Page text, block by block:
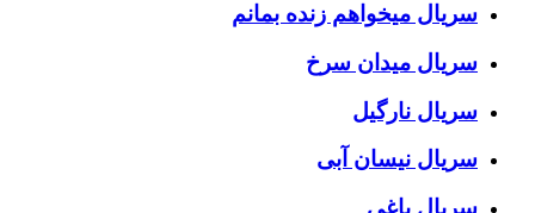
سریال میخواهم زنده بمانم
سریال میدان سرخ
سریال نارگیل
سریال نیسان آبی
سریال یاغی